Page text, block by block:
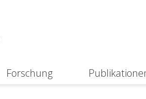
Forschung